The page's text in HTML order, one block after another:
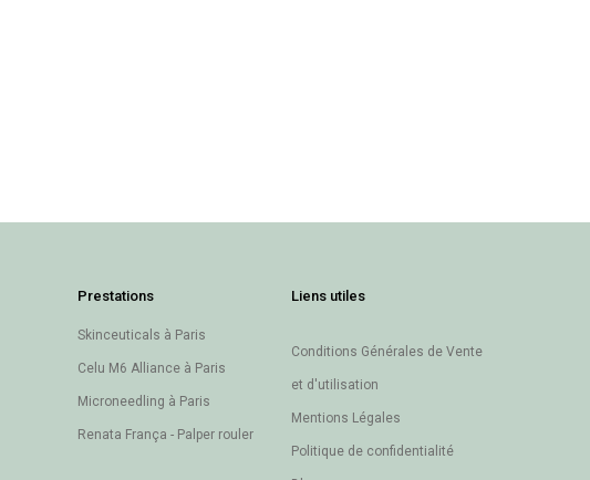
Prestations
Skinceuticals à Paris
Celu M6 Alliance à Paris
Microneedling à Paris
Renata França - Palper rouler
Liens utiles
Conditions Générales de Vente
et d'utilisation
Mentions Légales
Politique de confidentialité